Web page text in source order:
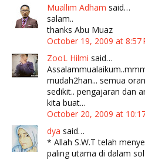
Muallim Adham said…
salam..
thanks Abu Muaz
October 19, 2009 at 8:57
ZooL Hilmi said…
mudah2han... semua
sedikit.. pengajaran dan
kita buat...
October 20, 2009 at
dya said…
* Allah S.W.T telah
paling utama di dalam